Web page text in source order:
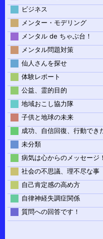
ビジネス
メンター・モデリング
メンタル de ちゃぶ台！
メンタル問題対策
仙人さんを探せ
体験レポート
公益、霊的目的
地域おこし協力隊
子供と地球の未来
成功、自信回復、行動でき
未分類
病気は心からのメッセージ！
社会の不思議、理不尽な事
自己肯定感の高め方
自律神経失調症関係
質問への回答です！